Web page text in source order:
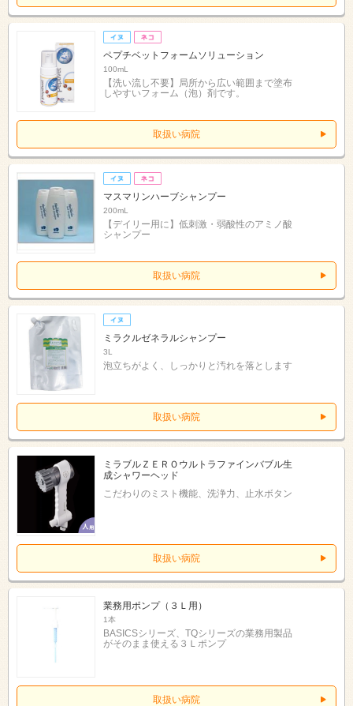
ペプチベットフォームソリューション
100mL
【洗い流し不要】局所から広い範囲まで塗布
しやすいフォーム（泡）剤です。
取扱い病院
マスマリンハーブシャンプー
200mL
【デイリー用に】低刺激・弱酸性のアミノ酸
シャンプー
取扱い病院
ミラクルゼネラルシャンプー
3L
泡立ちがよく、しっかりと汚れを落とします
取扱い病院
ミラブルＺＥＲＯウルトラファインバブル生
成シャワーヘッド
こだわりのミスト機能、洗浄力、止水ボタン
取扱い病院
業務用ポンプ（３Ｌ用）
1本
BASICSシリーズ、TQシリーズの業務用製品
がそのまま使える３Ｌポンプ
取扱い病院